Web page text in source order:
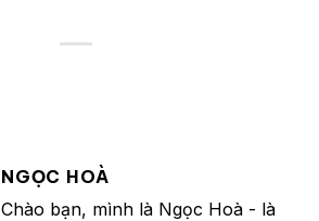
NGỌC HOÀ
Chào bạn, mình là Ngọc Hoà - là